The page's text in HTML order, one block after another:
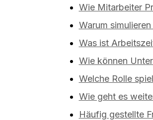
Wie Mitarbeiter
Warum
Was ist
Wie können
Welche Rolle
Wie geht es
Häufig gestellte